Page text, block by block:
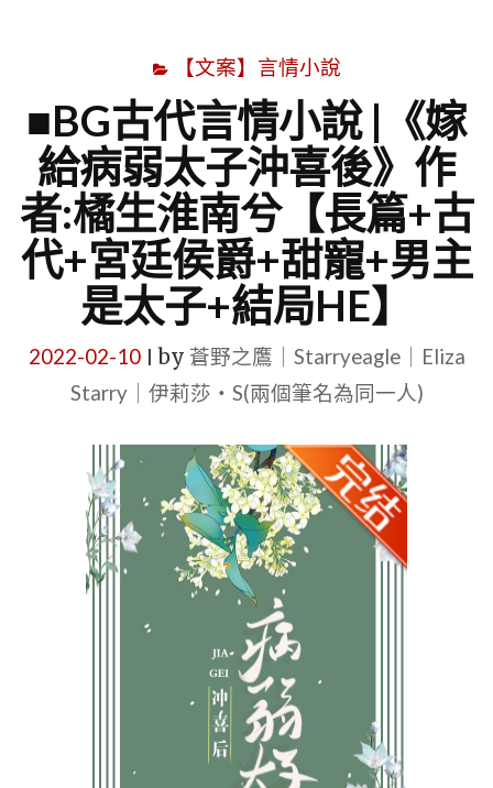
【文案】言情小說
■BG古代言情小說 |《嫁
給病弱太子沖喜後》作
者:橘生淮南兮【長篇+古
代+宮廷侯爵+甜寵+男主
是太子+結局HE】
2022-02-10| by 蒼野之鷹｜Starryeagle｜Eliza
Starry｜伊莉莎・S(兩個筆名為同一人)